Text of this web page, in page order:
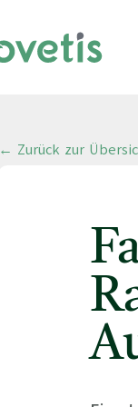
← Zurück zur